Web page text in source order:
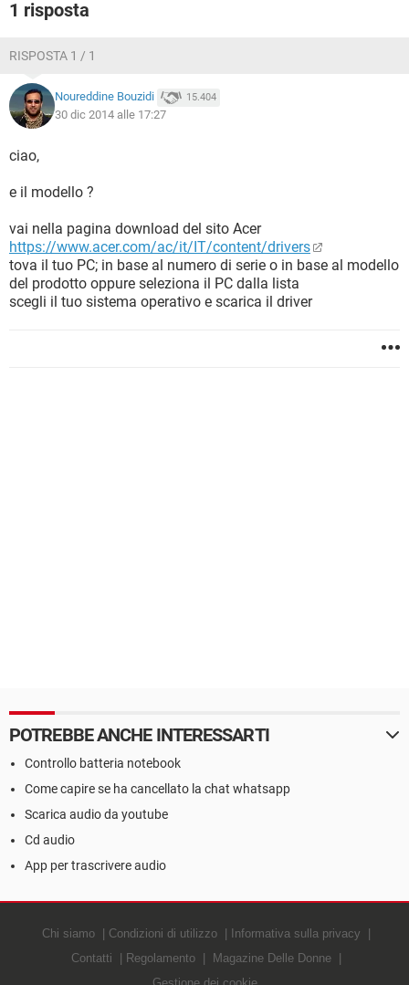
1 risposta
RISPOSTA 1 / 1
Noureddine Bouzidi 15.404
30 dic 2014 alle 17:27
ciao,
e il modello ?
vai nella pagina download del sito Acer
https://www.acer.com/ac/it/IT/content/drivers
tova il tuo PC; in base al numero di serie o in base al modello
del prodotto oppure seleziona il PC dalla lista
scegli il tuo sistema operativo e scarica il driver
POTREBBE ANCHE INTERESSARTI
Controllo batteria notebook
Come capire se ha cancellato la chat whatsapp
Scarica audio da youtube
Cd audio
App per trascrivere audio
Chi siamo Condizioni di utilizzo
Informativa sulla privacy
Contatti
Regolamento
Magazine Delle Donne